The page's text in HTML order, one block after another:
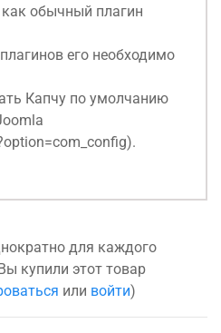
как обычный плагин
его необходимо
Капчу по умолчанию
для каждого
купили этот товар
или войти)